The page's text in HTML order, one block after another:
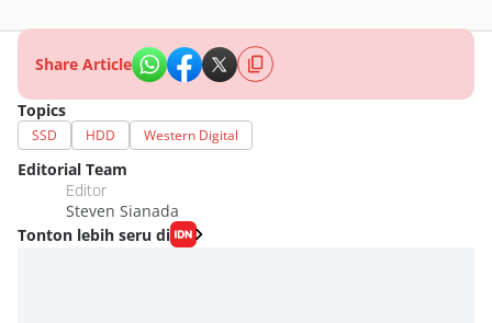
Share Article
Topics
SSD HDD Western Digital
Editorial Team
Editor
Steven Sianada
Tonton lebih seru di